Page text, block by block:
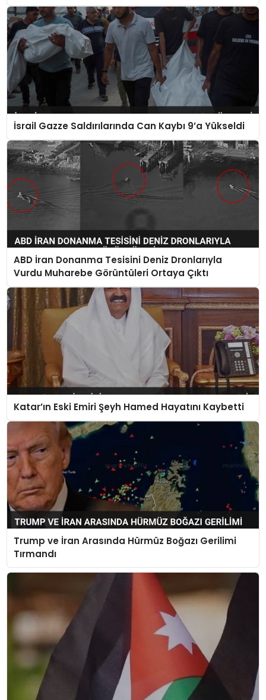
İsrail Gazze Saldırılarında Can Kaybı 9’a Yükseldi
ABD İran Donanma Tesisini Deniz Dronlarıyla
Vurdu Muharebe Görüntüleri Ortaya Çıktı
Katar’ın Eski Emiri Şeyh Hamed Hayatını Kaybetti
Trump ve İran Arasında Hürmüz Boğazı Gerilimi
Tırmandı